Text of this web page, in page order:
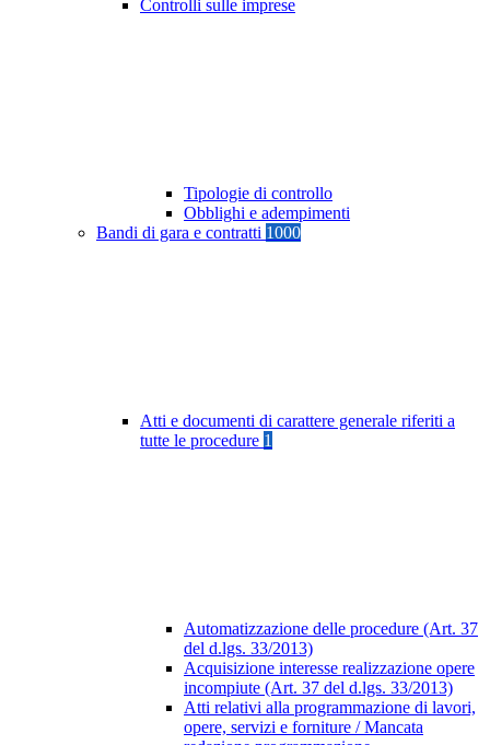
Controlli sulle imprese
Tipologie di controllo
Obblighi e adempimenti
Bandi di gara e contratti 1000
Atti e documenti di carattere generale riferiti a
tutte le procedure 1
Automatizzazione delle procedure (Art. 37
del d.lgs. 33/2013)
Acquisizione interesse realizzazione opere
incompiute (Art. 37 del d.lgs. 33/2013)
Atti relativi alla programmazione di lavori,
opere, servizi e forniture / Mancata